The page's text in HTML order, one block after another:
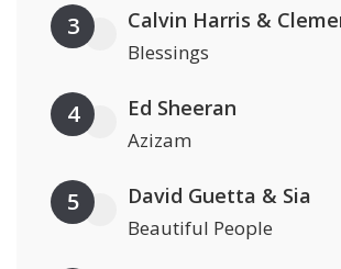
3
Blessings
4 Ed Sheeran
Azizam
5 David Guetta & Sia
Beautiful People